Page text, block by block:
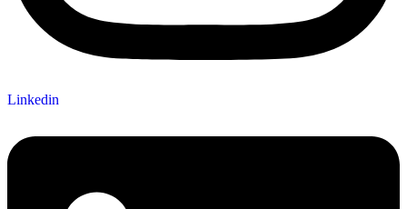
Linkedin